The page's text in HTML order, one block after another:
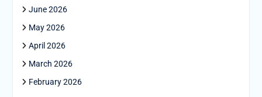
June 2026
May 2026
April 2026
March 2026
February 2026